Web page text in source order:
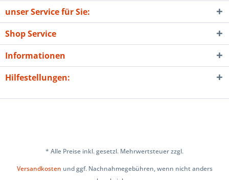
unser Service für Sie:
Shop Service
Informationen
Hilfestellungen:
* Alle Preise inkl. gesetzl. Mehrwertsteuer zzgl.
Versandkosten und ggf. Nachnahmegebühren, wenn nicht anders